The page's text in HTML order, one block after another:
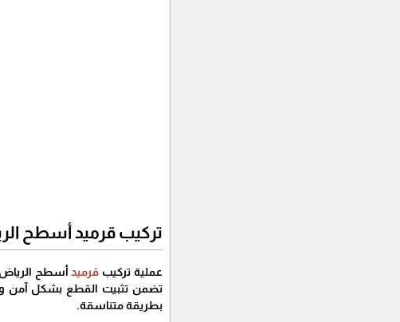
تركيب قرميد أسطح
عملية تركيب قرميد أسطح الرياض
تضمن تثبيت القطع بشكل آمن
بطريقة متناسقة.